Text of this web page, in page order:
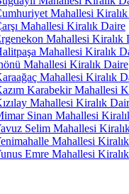
Mahallesi
Mahallesi Kiralık Daire
Mahallesi Kiralık
Mahallesi Kiralık
Mahallesi Kiralık Daire
Mahallesi Kiralık
Karabekir Mahallesi
Mahallesi Kiralık
Sinan Mahallesi
Selim Mahallesi
Mahallesi
Emre Mahallesi